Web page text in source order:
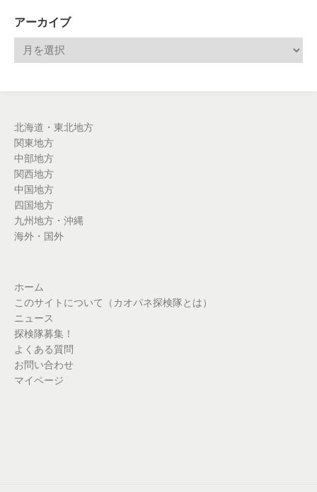
アーカイブ
北海道・東北地方
関東地方
中部地方
関西地方
中国地方
四国地方
九州地方・沖縄
海外・国外
ホーム
このサイトについて（カオパネ探検隊とは）
ニュース
探検隊募集！
よくある質問
お問い合わせ
マイページ